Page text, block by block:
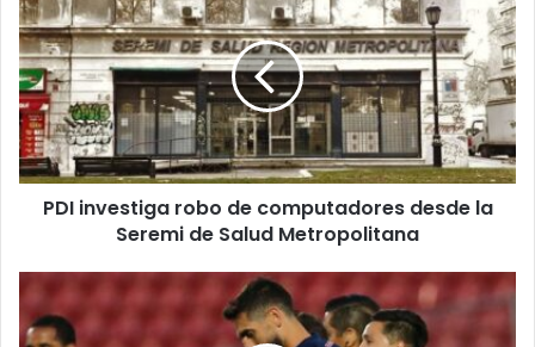
investiga
robo
de
computadores
desde
la
Seremi
de
Salud
Metropolitana
PDI investiga robo de computadores desde la
Seremi de Salud Metropolitana
Universidad
de
Chile